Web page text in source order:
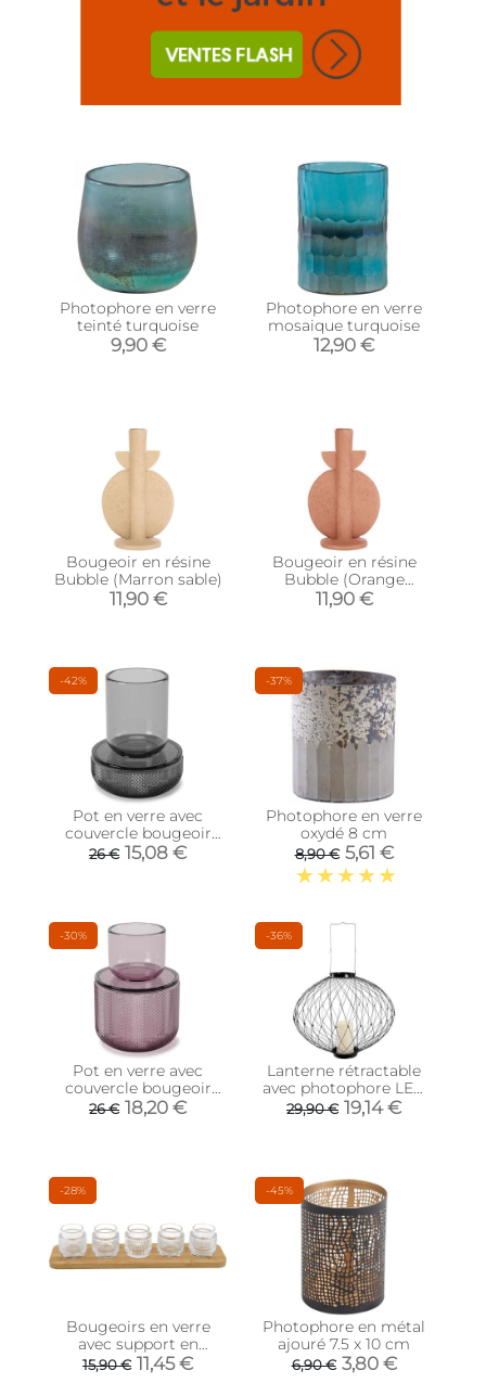
Photophore en verre
teinté turquoise
9,90 €
Photophore en verre
mosaique turquoise
12,90 €
Bougeoir en résine
Bubble (Marron sable)
11,90 €
Bougeoir en résine
Bubble (Orange
terracotta)
11,90 €
-42%
Pot en verre avec
couvercle bougeoir
intégré Allira (Gris
fumé)
26 € 15,08 €
-37%
Photophore en verre
oxydé 8 cm
8,90 € 5,61 €
-30%
Pot en verre avec
couvercle bougeoir
intégré Allira (Violet)
26 € 18,20 €
-36%
Lanterne rétractable
avec photophore LED
(Noir)
29,90 € 19,14 €
-28%
Bougeoirs en verre
avec support en
bambou
15,90 € 11,45 €
-45%
Photophore en métal
ajouré 7.5 x 10 cm
6,90 € 3,80 €